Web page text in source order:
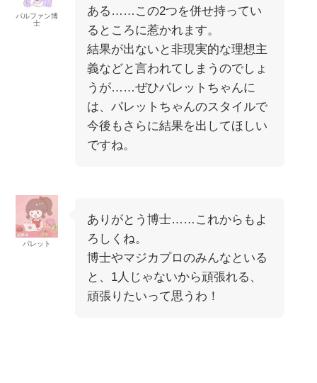
パルファン博
士
ある……この2つを併せ持ってい
るところに惹かれます。
結果が出ないと非現実的な理想主
義などと言われてしまうのでしょ
うが……ぜひパレットちゃんに
は、パレットちゃんのスタイルで
今後もさらに結果を出してほしい
ですね。
パレット
ありがとう博士……これからもよ
ろしくね。
博士やマジカプロのみんなといる
と、1人じゃないから頑張れる、
頑張りたいって思うわ！